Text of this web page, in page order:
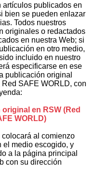
artículos publicados en
bien se pueden enlazar
Todos nuestros
originales o redactados
en nuestra Web; si
en otro medio,
incluido en nuestro
especificarse en ese
publicación original
Red SAFE WORLD, con
en RSW (Red
WORLD)
colocará al comienzo
el medio escogido, y
a la página principal
con su dirección